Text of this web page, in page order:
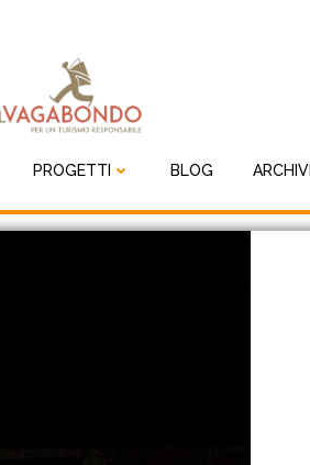
PROGETTI BLOG